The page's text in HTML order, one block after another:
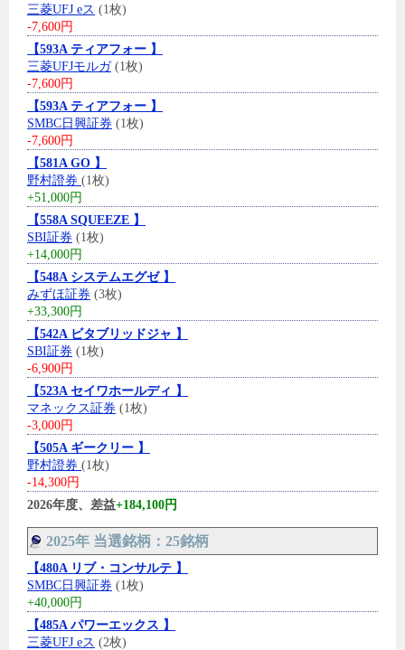
三菱UFJ eス (1枚)
-7,600円
【593A ティアフォー 】
三菱UFJモルガ(1枚)
-7,600円
【593A ティアフォー 】
SMBC日興証券 (1枚)
-7,600円
【581A GO 】
野村證券 (1枚)
+51,000円
【558A SQUEEZE 】
SBI証券 (1枚)
+14,000円
【548A システムエグゼ 】
みずほ証券 (3枚)
+33,300円
【542A ビタブリッドジャ 】
SBI証券 (1枚)
-6,900円
【523A セイワホールディ 】
マネックス証券 (1枚)
-3,000円
【505A ギークリー 】
野村證券 (1枚)
-14,300円
2026年度、差益+184,100円
2025年 当選銘柄：25銘柄
【480A リブ・コンサルテ 】
SMBC日興証券 (1枚)
+40,000円
【485A パワーエックス 】
三菱UFJ eス (2枚)